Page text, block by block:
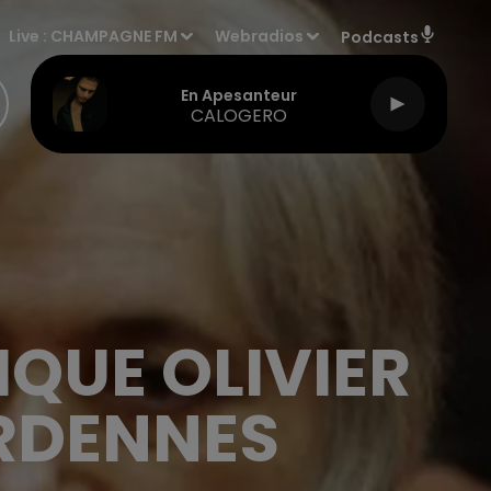
Live : CHAMPAGNE FM Webradios Podcasts
En Apesanteur
CALOGERO
OLIVIER